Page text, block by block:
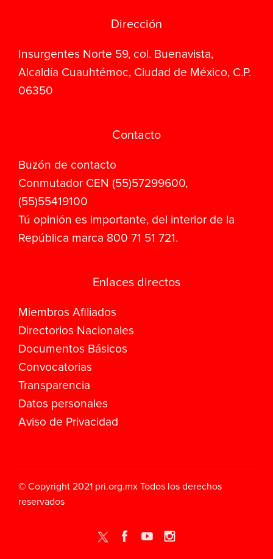
Dirección
Insurgentes Norte 59, col. Buenavista,
Alcaldía Cuauhtémoc, Ciudad de México, C.P.
06350
Contacto
Buzón de contacto
Conmutador CEN (55)57299600,
(55)55419100
Tú opinión es importante, del interior de la
República marca 800 71 51 721.
Enlaces directos
Miembros Afiliados
Directorios Nacionales
Documentos Básicos
Convocatorias
Transparencia
Datos personales
Aviso de Privacidad
© Copyright 2021 pri.org.mx Todos los derechos
reservados